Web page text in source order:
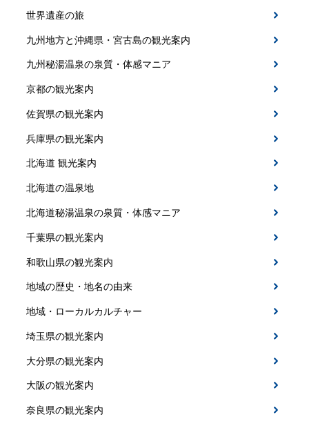
世界遺産の旅
九州地方と沖縄県・宮古島の観光案内
九州秘湯温泉の泉質・体感マニア
京都の観光案内
佐賀県の観光案内
兵庫県の観光案内
北海道 観光案内
北海道の温泉地
北海道秘湯温泉の泉質・体感マニア
千葉県の観光案内
和歌山県の観光案内
地域の歴史・地名の由来
地域・ローカルカルチャー
埼玉県の観光案内
大分県の観光案内
大阪の観光案内
奈良県の観光案内